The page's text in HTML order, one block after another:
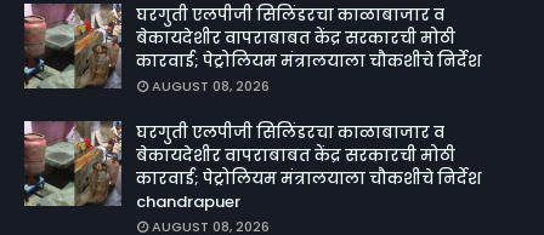
घरगुती एलपीजी सिलिंडरचा काळाबाजार व
बेकायदेशीर वापराबाबत केंद्र सरकारची मोठी
कारवाई; पेट्रोलियम मंत्रालयाला चौकशीचे निर्देश
AUGUST 08, 2026
घरगुती एलपीजी सिलिंडरचा काळाबाजार व
बेकायदेशीर वापराबाबत केंद्र सरकारची मोठी
कारवाई; पेट्रोलियम मंत्रालयाला चौकशीचे निर्देश
chandrapuer
AUGUST 08, 2026